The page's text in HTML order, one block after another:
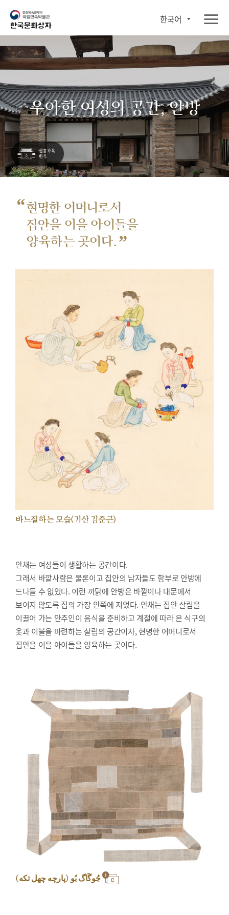
한국어
우아한 여성의 공간, 안방
“현명한 어머니로서
집안을 이을 아이들을
양육하는 곳이다. ”
바느질하는 모습(기산 김준근)
안채는 여성들이 생활하는 공간이다.
그래서 바깥사람은 물론이고 집안의 남자들도 함부로 안방에
드나들 수 없었다. 이런 까닭에 안방은 바깥이나 대문에서
보이지 않도록 집의 가장 안쪽에 지었다. 안채는 집안 살림을
이끌어 가는 안주인이 음식을 준비하고 계절에 따라 온 식구의
옷과 이불을 마련하는 살림의 공간이자, 현명한 어머니로서
집안을 이을 아이들을 양육하는 곳이다.
جُوگَاگ بُو (پارچه چهل تکه)